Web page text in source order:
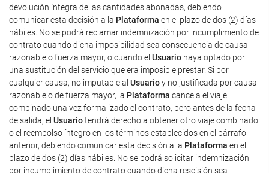
devolución íntegra de las cantidades abonadas, debiendo
comunicar esta decisión a la Plataforma en el plazo de dos (2) días
hábiles. No se podrá reclamar indemnización por incumplimiento de
contrato cuando dicha imposibilidad sea consecuencia de causa
razonable o fuerza mayor, o cuando el Usuario haya optado por
una sustitución del servicio que era imposible prestar. Si por
cualquier causa, no imputable al Usuarioy no justificada por causa
razonable o de fuerza mayor, la Plataforma cancela el viaje
combinado una vez formalizado el contrato, pero antes de la fecha
de salida, el Usuariotendrá derecho a obtener otro viaje combinado
o el reembolso íntegro en los términos establecidos en el párrafo
anterior, debiendo comunicar esta decisión a la Plataforma en el
plazo de dos (2) días hábiles. No se podrá solicitar indemnización
por incumplimiento de contrato cuando dicha rescisión sea